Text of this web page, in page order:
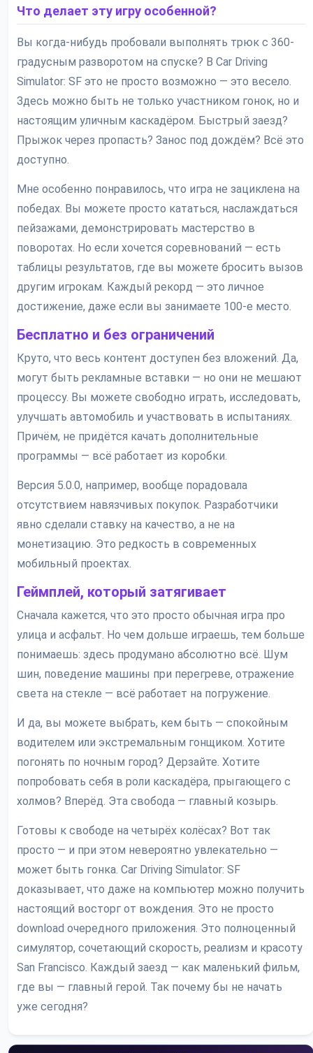
Что делает эту игру особенной?
Вы когда-нибудь пробовали выполнять трюк с 360-
градусным разворотом на спуске? В Car Driving
Simulator: SF это не просто возможно — это весело.
Здесь можно быть не только участником гонок, но и
настоящим уличным каскадёром. Быстрый заезд?
Прыжок через пропасть? Занос под дождём? Всё это
доступно.
Мне особенно понравилось, что игра не зациклена на
победах. Вы можете просто кататься, наслаждаться
пейзажами, демонстрировать мастерство в
поворотах. Но если хочется соревнований — есть
таблицы результатов, где вы можете бросить вызов
другим игрокам. Каждый рекорд — это личное
достижение, даже если вы занимаете 100-е место.
Бесплатно и без ограничений
Круто, что весь контент доступен без вложений. Да,
могут быть рекламные вставки — но они не мешают
процессу. Вы можете свободно играть, исследовать,
улучшать автомобиль и участвовать в испытаниях.
Причём, не придётся качать дополнительные
программы — всё работает из коробки.
Версия 5.0.0, например, вообще порадовала
отсутствием навязчивых покупок. Разработчики
явно сделали ставку на качество, а не на
монетизацию. Это редкость в современных
мобильный проектах.
Геймплей, который затягивает
Сначала кажется, что это просто обычная игра про
улица и асфальт. Но чем дольше играешь, тем больше
понимаешь: здесь продумано абсолютно всё. Шум
шин, поведение машины при перегреве, отражение
света на стекле — всё работает на погружение.
И да, вы можете выбрать, кем быть — спокойным
водителем или экстремальным гонщиком. Хотите
погонять по ночным город? Дерзайте. Хотите
попробовать себя в роли каскадёра, прыгающего с
холмов? Вперёд. Эта свобода — главный козырь.
Готовы к свободе на четырёх колёсах? Вот так
просто — и при этом невероятно увлекательно —
может быть гонка. Car Driving Simulator: SF
доказывает, что даже на компьютер можно получить
настоящий восторг от вождения. Это не просто
download очередного приложения. Это полноценный
симулятор, сочетающий скорость, реализм и красоту
San Francisco. Каждый заезд — как маленький фильм,
где вы — главный герой. Так почему бы не начать
уже сегодня?